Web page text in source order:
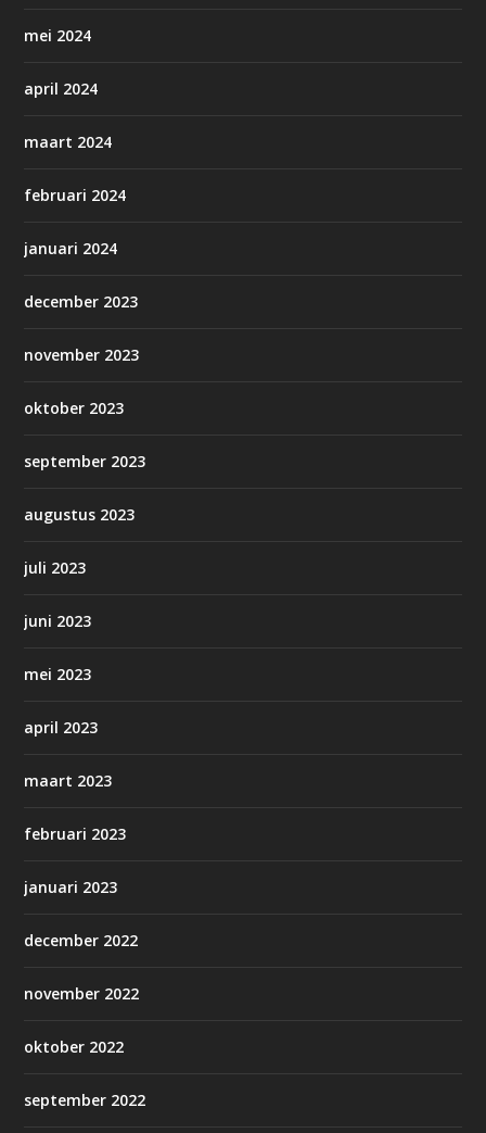
mei 2024
april 2024
maart 2024
februari 2024
januari 2024
december 2023
november 2023
oktober 2023
september 2023
augustus 2023
juli 2023
juni 2023
mei 2023
april 2023
maart 2023
februari 2023
januari 2023
december 2022
november 2022
oktober 2022
september 2022